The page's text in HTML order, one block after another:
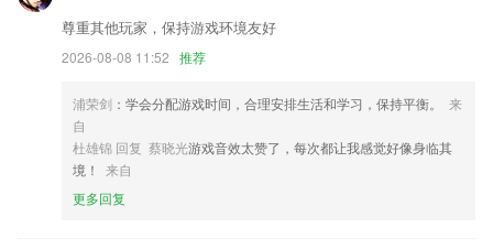
修复已经bug，优化若干细节
扫码识别提速，开锁速度更快哦！
产品性能进一步提升，体验更流畅
投屏神器，完美适配各型号安卓手机平板和电视
音乐收藏功能优化，获取更多你喜爱的音乐
联系我们
以上就是kb电子在线的介绍，如果您喜欢这款软件，您可以到应用商店
尊重其他玩家，保持游戏环境友好
2026-08-08 11:52 推荐
浦荣剑 ：学会分配游戏时间，合理安排生活和学习，保持平衡。
来
自
杜雄锦 回复 蔡晓光游戏音效太赞了，每次都让我感觉好像身临其
境！
来自
更多回复